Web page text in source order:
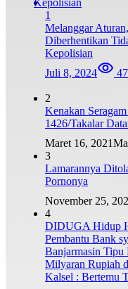
1
Melanggar
Diberhentikan
Kepolisian
Juli 8, 2024
2
Kenakan
1426/Takalar
Maret 16, 2021
3
Lamarannya
Pornonya
November 25,
4
DIDUGA Hidup
Pembantu Bank
Banjarmasin Tipu
Milyaran Rupiah
Kalsel : Bertemu